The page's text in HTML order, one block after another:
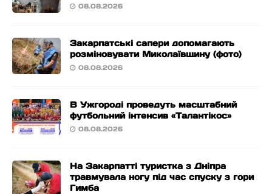
08.08.2026
Закарпатські сапери допомагають
розміновувати Миколаївщину (фото)
08.08.2026
В Ужгороді проведуть масштабний
футбольний інтенсив «Талантікос»
08.08.2026
На Закарпатті туристка з Дніпра
травмувала ногу під час спуску з гори
Гимба